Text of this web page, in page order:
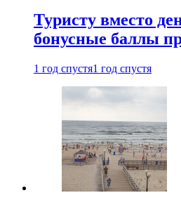
Туристу вместо
бонусные баллы
1 год спустя1 год спустя